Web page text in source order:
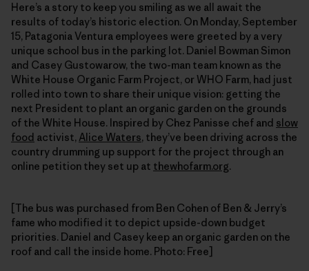
Here’s a story to keep you smiling as we all await the
results of today’s historic election. On Monday, September
15, Patagonia Ventura employees were greeted by a very
unique school bus in the parking lot. Daniel Bowman Simon
and Casey Gustowarow, the two-man team known as the
White House Organic Farm Project, or WHO Farm, had just
rolled into town to share their unique vision: getting the
next President to plant an organic garden on the grounds
of the White House. Inspired by Chez Panisse chef and slow
food activist, Alice Waters, they’ve been driving across the
country drumming up support for the project through an
online petition they set up at thewhofarm.org.
[The bus was purchased from Ben Cohen of Ben & Jerry’s
fame who modified it to depict upside-down budget
priorities. Daniel and Casey keep an organic garden on the
roof and call the inside home. Photo: Free]